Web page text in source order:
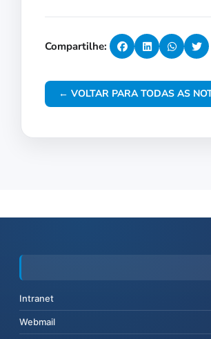
Compartilhe:
← VOLTAR PARA TODAS AS
Intranet
Webmail